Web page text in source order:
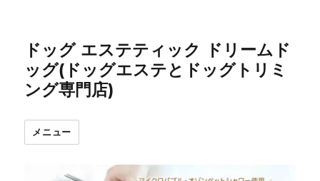
ドッグ エステティック ドリームド
ッグ(ドッグエステとドッグトリミ
ング専門店)
メニュー